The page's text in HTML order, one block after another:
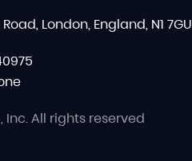
London, England, N1 7GU
Inc. All rights reserved